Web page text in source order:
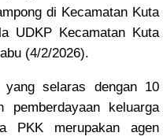
di Kecamatan Kuta
UDKP Kecamatan Kuta
(4/2/2026).
yang selaras dengan 10
keluarga
PKK merupakan agen